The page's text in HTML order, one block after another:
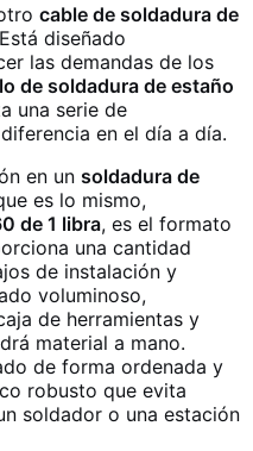
cable de soldadura de
diseñado
las demandas de los
de soldadura de estaño
una serie de
en el día a día.
en un soldadura de
es lo mismo,
de 1 libra, es el formato
una cantidad
de instalación y
voluminoso,
de herramientas y
material a mano.
de forma ordenada y
robusto que evita
soldador o una estación